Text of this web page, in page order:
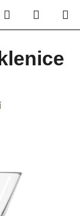
Hledat
KOŠÍK